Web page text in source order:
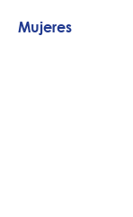
Mujeres